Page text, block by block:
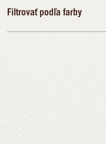
42
Filtrovať podľa farby
Hnedá
Sivá